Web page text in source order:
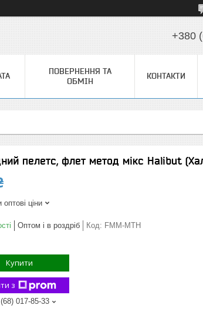
+380
ПОВЕРНЕННЯ ТА
ОБМІН
КОНТАКТИ
пелетс, флет метод мікс Halibut
оптові ціни
Оптом і в роздріб Код: FMM-MTH
Купити
з
017-85-33